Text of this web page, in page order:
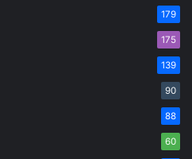
179
175
139
90
88
60